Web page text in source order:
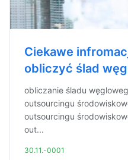
Ciekawe
obliczyć ślad
obliczanie śladu
outsourcingu
outsourcingu
out...
30.11.-0001